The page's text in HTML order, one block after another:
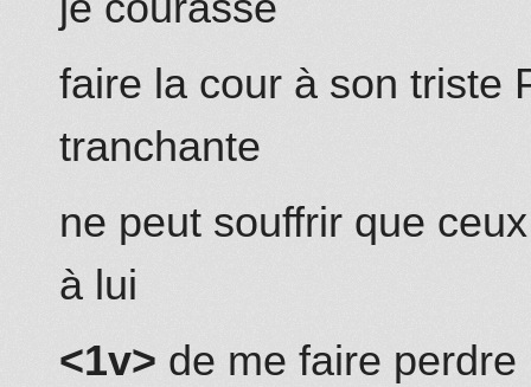
faire la cour à son triste
tranchante
ne peut souffrir que
à lui
<1v> de me faire